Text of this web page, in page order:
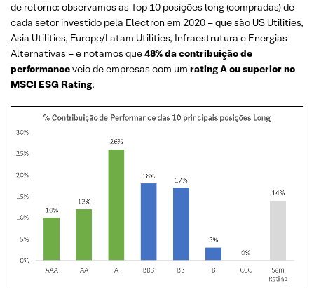
de retorno: observamos as Top 10 posições long (compradas) de
cada setor investido pela Electron em 2020 – que são US Utilities,
Asia Utilities, Europe/Latam Utilities, Infraestrutura e Energias
Alternativas – e notamos que48% da contribuição de
performanceveio de empresas com um rating A ou superior no
MSCI ESG Rating.